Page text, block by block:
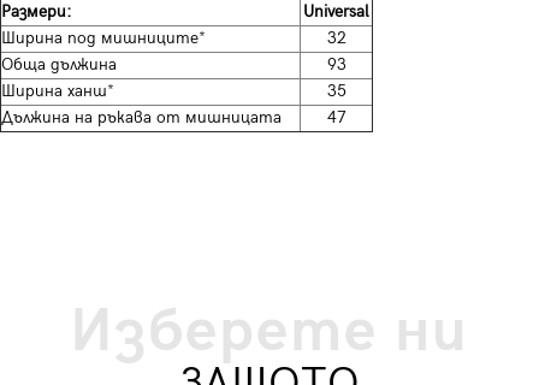
Размери:
Universal
Ширина под мишниците*
32
Обща дължина
93
Ширина ханш*
35
Дължина на ръкава от мишницата
47
Изберете ни